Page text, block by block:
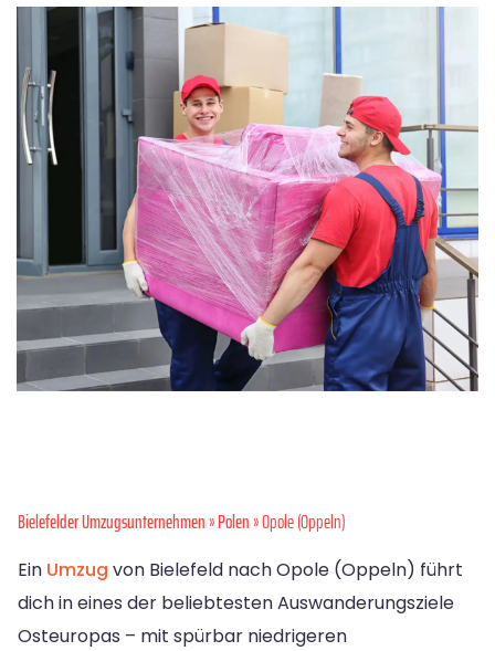
Bielefelder Umzugsunternehmen»Polen» Opole (Oppeln)
Ein Umzug von Bielefeld nach Opole (Oppeln) führt
dich in eines der beliebtesten Auswanderungsziele
Osteuropas – mit spürbar niedrigeren